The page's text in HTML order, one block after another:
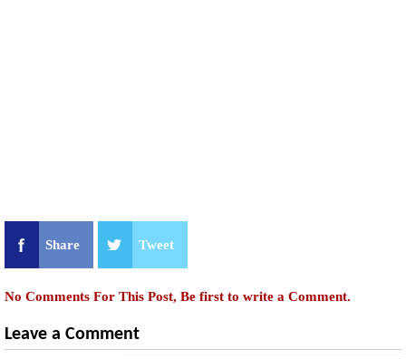
Share Tweet
No Comments For This Post, Be first to write a Comment.
Leave a Comment